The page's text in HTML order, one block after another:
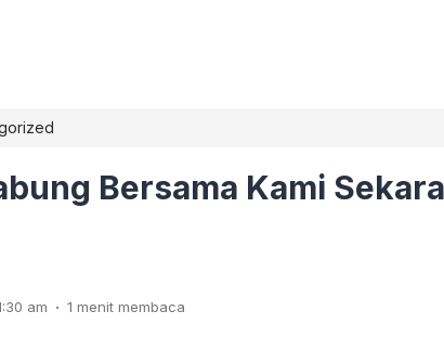
Bersama Kami
am . 1 menit membaca